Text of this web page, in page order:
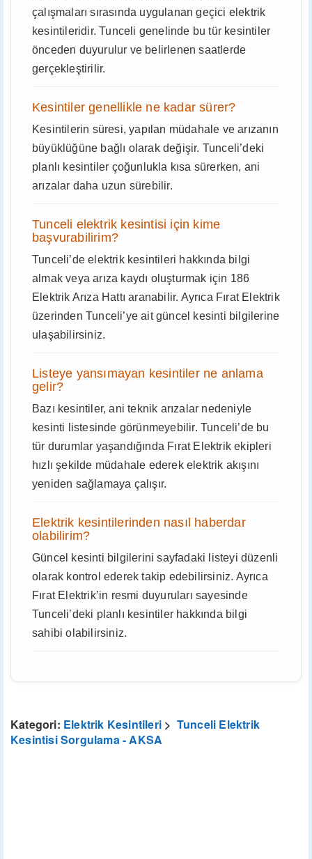
çalışmaları sırasında uygulanan geçici elektrik
kesintileridir. Tunceli genelinde bu tür kesintiler
önceden duyurulur ve belirlenen saatlerde
gerçekleştirilir.
Kesintiler genellikle ne kadar sürer?
Kesintilerin süresi, yapılan müdahale ve arızanın
büyüklüğüne bağlı olarak değişir. Tunceli’deki
planlı kesintiler çoğunlukla kısa sürerken, ani
arızalar daha uzun sürebilir.
Tunceli elektrik kesintisi için kime
başvurabilirim?
Tunceli’de elektrik kesintileri hakkında bilgi
almak veya arıza kaydı oluşturmak için 186
Elektrik Arıza Hattı aranabilir. Ayrıca Fırat Elektrik
üzerinden Tunceli’ye ait güncel kesinti bilgilerine
ulaşabilirsiniz.
Listeye yansımayan kesintiler ne anlama
gelir?
Bazı kesintiler, ani teknik arızalar nedeniyle
kesinti listesinde görünmeyebilir. Tunceli’de bu
tür durumlar yaşandığında Fırat Elektrik ekipleri
hızlı şekilde müdahale ederek elektrik akışını
yeniden sağlamaya çalışır.
Elektrik kesintilerinden nasıl haberdar
olabilirim?
Güncel kesinti bilgilerini sayfadaki listeyi düzenli
olarak kontrol ederek takip edebilirsiniz. Ayrıca
Fırat Elektrik’in resmi duyuruları sayesinde
Tunceli’deki planlı kesintiler hakkında bilgi
sahibi olabilirsiniz.
Kategori: Elektrik Kesintileri > Tunceli Elektrik
Kesintisi Sorgulama - AKSA